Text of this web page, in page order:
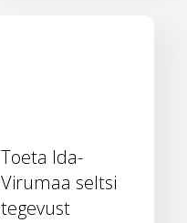
Toeta Ida-
Virumaa seltsi
tegevust